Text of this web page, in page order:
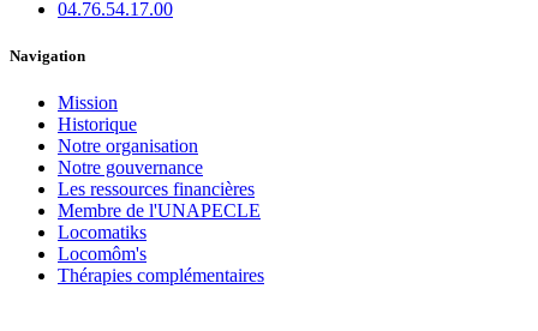
04.76.54.17.00
Navigation
Mission
Historique
Notre organisation
Notre gouvernance
Les ressources financières
Membre de l'UNAPECLE
Locomatiks
Locomôm's
Thérapies complémentaires